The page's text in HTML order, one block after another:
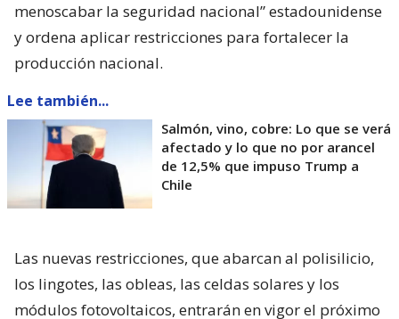
menoscabar la seguridad nacional” estadounidense
y ordena aplicar restricciones para fortalecer la
producción nacional.
Lee también...
Salmón, vino, cobre: Lo que se verá
afectado y lo que no por arancel
de 12,5% que impuso Trump a
Chile
Las nuevas restricciones, que abarcan al polisilicio,
los lingotes, las obleas, las celdas solares y los
módulos fotovoltaicos, entrarán en vigor el próximo